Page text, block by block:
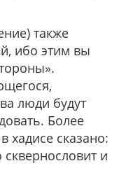
также
ибо этим вы
люди будут
Более
хадисе сказано:
сквернословит и